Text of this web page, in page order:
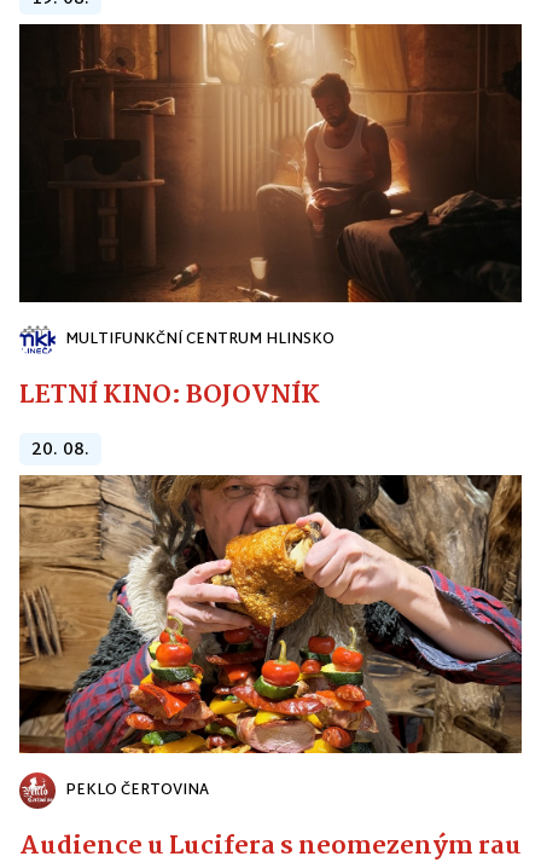
MULTIFUNKČNÍ CENTRUM HLINSKO
LETNÍ KINO: BOJOVNÍK
20. 08.
PEKLO ČERTOVINA
Audience u Lucifera s neomezeným